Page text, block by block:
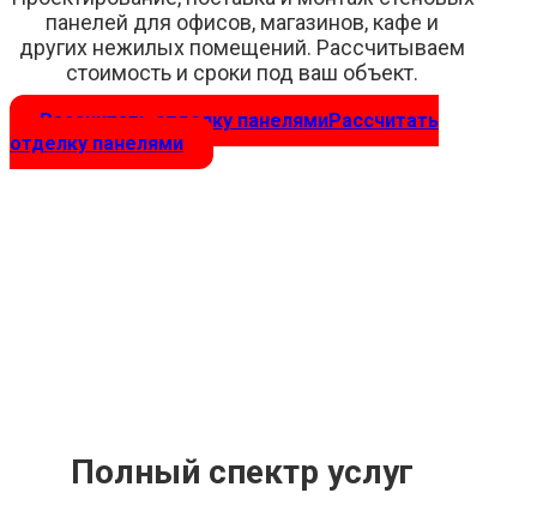
панелей для офисов, магазинов, кафе и
других нежилых помещений. Рассчитываем
стоимость и сроки под ваш объект.
Рассчитать отделку панелямиРассчитать
отделку панелями
Полный спектр услуг